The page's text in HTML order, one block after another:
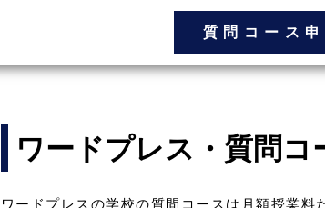
質問コース申
ワードプレス・質問コ
ワードプレスの学校の質問コースは月額授業